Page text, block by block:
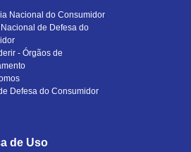
Nacional do Consumidor
de Defesa do
- Órgãos de
Defesa do Consumidor
de Uso